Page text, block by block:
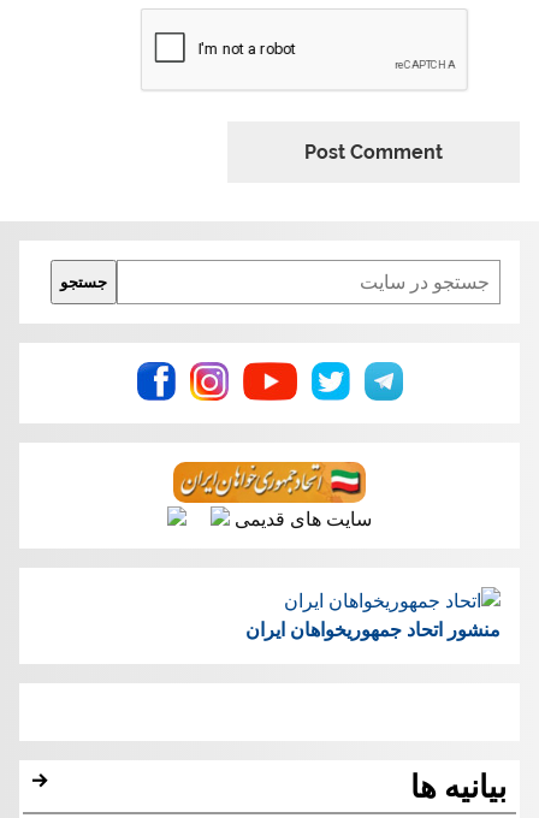
Search
جستجو
سایت های قدیمی
منشور اتحاد جمهوریخواهان ایران
بیانیه ها